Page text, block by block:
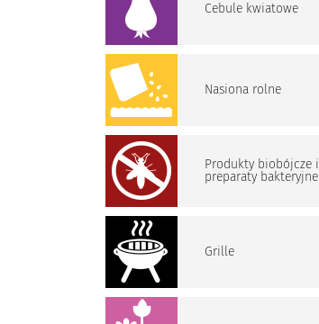
Cebule kwiatowe
Nasiona rolne
Produkty biobójcze i
preparaty bakteryjne
Grille